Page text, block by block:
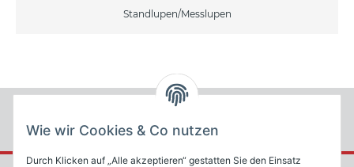
Standlupen/Messlupen
Wie wir Cookies & Co nutzen
Durch Klicken auf „Alle akzeptieren“ gestatten Sie den Einsatz